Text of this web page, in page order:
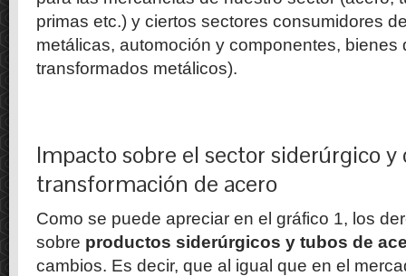
primas etc.) y ciertos sectores consumidores
metálicas, automoción y componentes, bienes
transformados metálicos).
Impacto sobre el sector siderúrgico
transformación de acero
Como se puede apreciar en el gráfico 1, los
sobre productos siderúrgicos y tubos de
cambios. Es decir, que al igual que en el